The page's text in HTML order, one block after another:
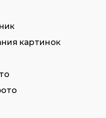
картинок